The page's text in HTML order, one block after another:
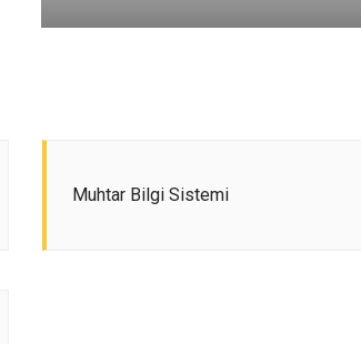
Muhtar Bilgi Sistemi